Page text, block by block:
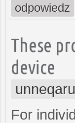
odpowiedz
These
device
For